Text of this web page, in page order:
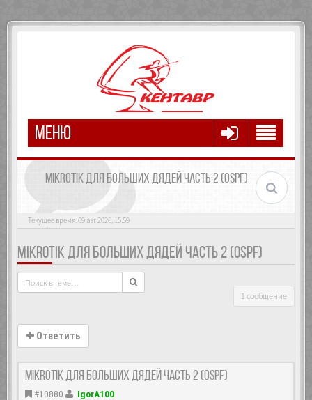
МЕНЮ
MIKROTIK ДЛЯ БОЛЬШИХ ДЯДЕЙ ЧАСТЬ 2 (OSPF)
Текущее время: 09 авг 2026, 15:59
MIKROTIK ДЛЯ БОЛЬШИХ ДЯДЕЙ ЧАСТЬ 2 (OSPF)
1 сообщение
Ответить
MikroTik Для больших дядей часть 2 (OSPF)
#10880
IgorA100